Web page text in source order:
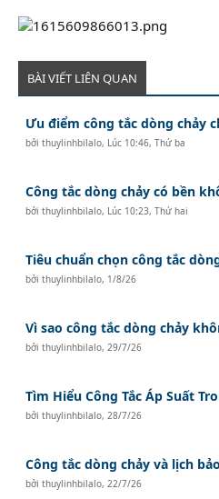
BÀI VIẾT LIÊN QUAN
Ưu điểm công tắc dòng chảy
bởithuylinhbilalo, Lúc 10:46, Thứ ba
Công tắc dòng chảy có bền
bởithuylinhbilalo, Lúc 10:23, Thứ hai
Tiêu chuẩn chọn công tắc
bởithuylinhbilalo, 1/8/26
Vì sao công tắc dòng chảy
bởithuylinhbilalo, 29/7/26
Tìm Hiểu Công Tắc Áp Suất
bởithuylinhbilalo, 28/7/26
Công tắc dòng chảy và lịch
bởithuylinhbilalo, 22/7/26